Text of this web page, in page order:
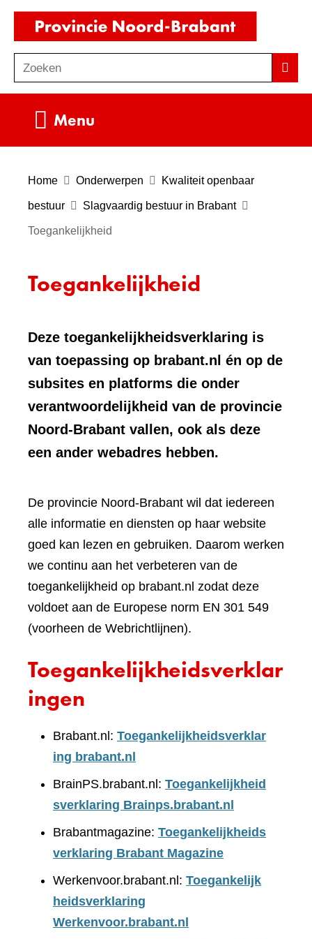
Ga
de
inhoud
o
e
Zoeken
Menu
Home Onderwerpen Kwaliteit openbaar
bestuur Slagvaardig bestuur in Brabant
Toegankelijkheid
Toegankelijkheid
Deze toegankelijkheidsverklaring is
van toepassing op brabant.nl én op de
subsites en platforms die onder
verantwoordelijkheid van de provincie
Noord-Brabant vallen, ook als deze
een ander webadres hebben.
De provincie Noord-Brabant wil dat iedereen
alle informatie en diensten op haar website
goed kan lezen en gebruiken. Daarom werken
we continu aan het verbeteren van de
toegankelijkheid op brabant.nl zodat deze
voldoet aan de Europese norm EN 301 549
(voorheen de Webrichtlijnen).
Toegankelijkheidsverklar
ingen
Brabant.nl: Toegankelijkheidsverklar
ing brabant.nl
BrainPS.brabant.nl: Toegankelijkheid
sverklaring Brainps.brabant.nl
Brabantmagazine: Toegankelijkheids
verklaring Brabant Magazine
Werkenvoor.brabant.nl: Toegankelijk
heidsverklaring
Werkenvoor.brabant.nl